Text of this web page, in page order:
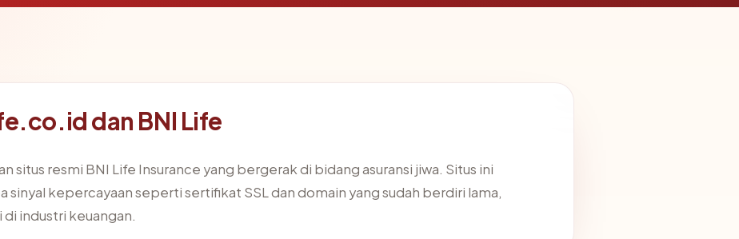
dan BNI Life
situs resmi BNI Life Insurance yang bergerak di bidang asuransi jiwa. Situs ini
sinyal kepercayaan seperti sertifikat SSL dan domain yang sudah berdiri lama,
industri keuangan.